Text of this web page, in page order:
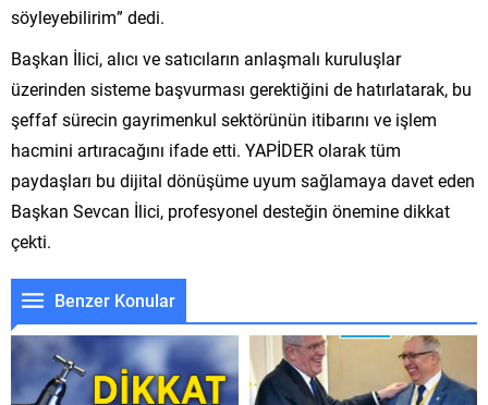
söyleyebilirim” dedi.
Başkan İlici, alıcı ve satıcıların anlaşmalı kuruluşlar
üzerinden sisteme başvurması gerektiğini de hatırlatarak, bu
şeffaf sürecin gayrimenkul sektörünün itibarını ve işlem
hacmini artıracağını ifade etti. YAPİDER olarak tüm
paydaşları bu dijital dönüşüme uyum sağlamaya davet eden
Başkan Sevcan İlici, profesyonel desteğin önemine dikkat
çekti.
Benzer Konular